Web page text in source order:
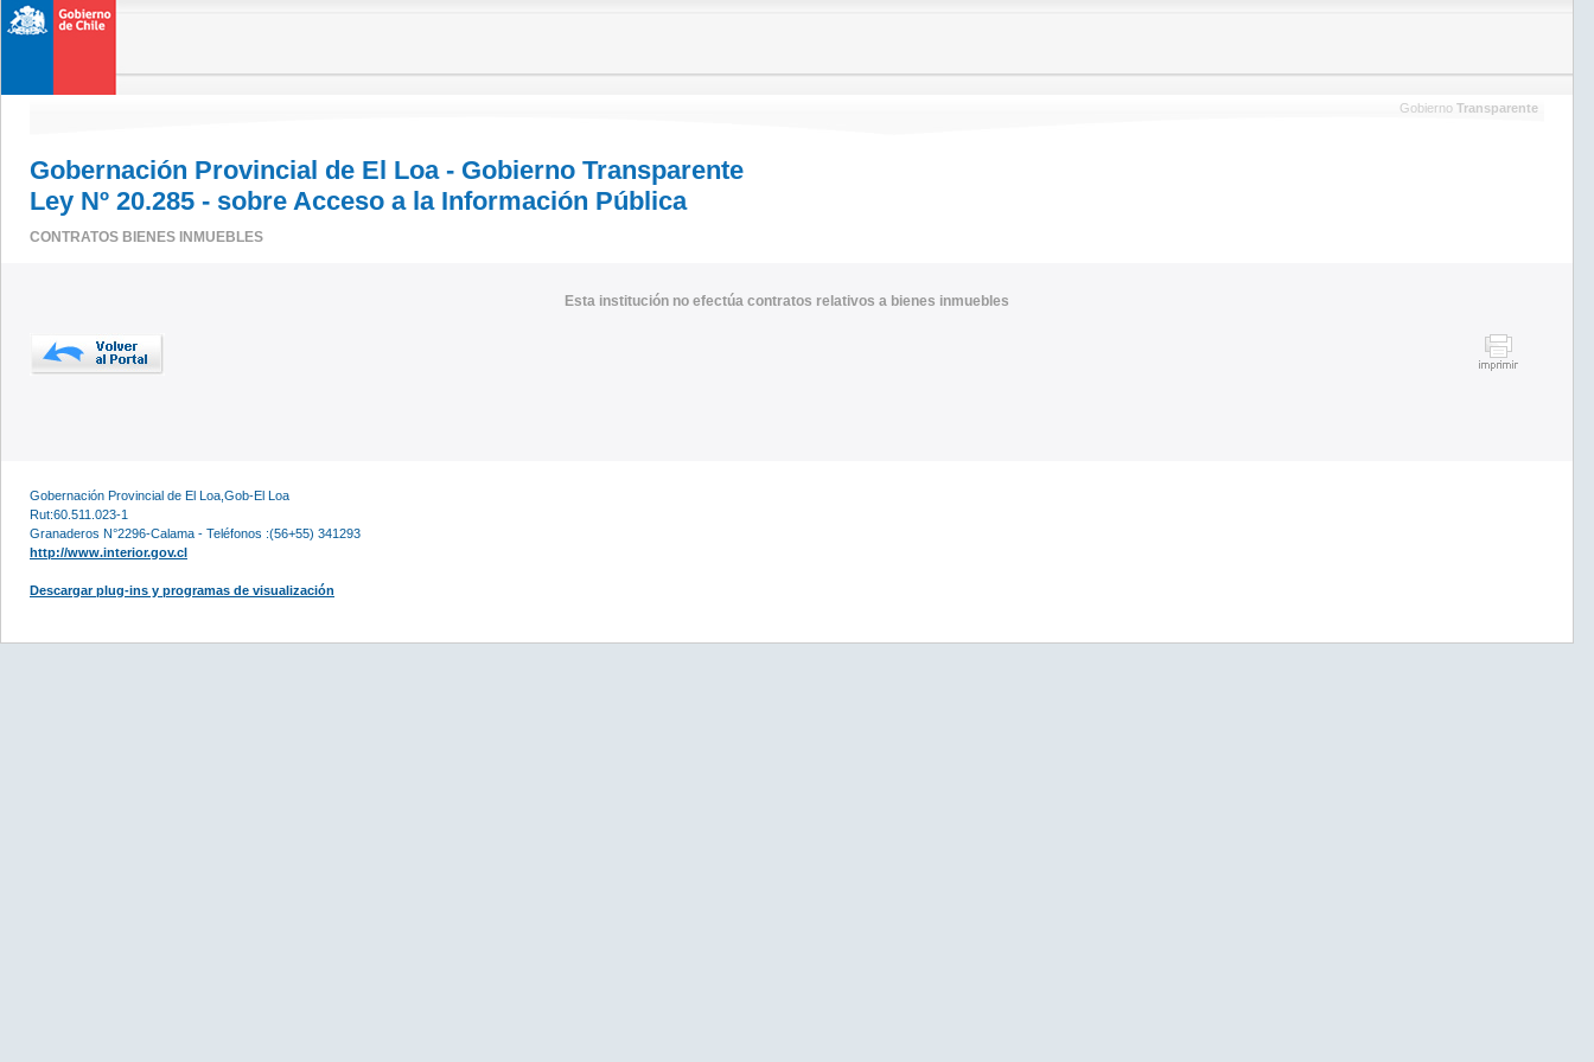
Gobierno Transparente
Gobernación Provincial de El Loa - Gobierno Transparente
Ley Nº 20.285 - sobre Acceso a la Información Pública
CONTRATOS BIENES INMUEBLES
Esta institución no efectúa contratos relativos a bienes inmuebles
Gobernación Provincial de El Loa,Gob-El Loa
Rut:60.511.023-1
Granaderos N°2296-Calama - Teléfonos :(56+55) 341293
http://www.interior.gov.cl
Descargar plug-ins y programas de visualización